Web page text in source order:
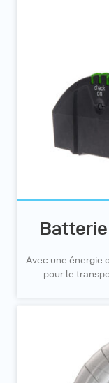
Avec une énergie
pour le